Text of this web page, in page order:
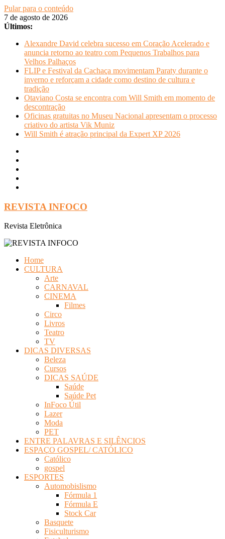
Pular para o conteúdo
7 de agosto de 2026
Últimos:
Alexandre David celebra sucesso em Coração Acelerado e
anuncia retorno ao teatro com Pequenos Trabalhos para
Velhos Palhaços
FLIP e Festival da Cachaça movimentam Paraty durante o
inverno e reforçam a cidade como destino de cultura e
tradição
Otaviano Costa se encontra com Will Smith em momento de
descontração
Oficinas gratuitas no Museu Nacional apresentam o processo
criativo do artista Vik Muniz
Will Smith é atração principal da Expert XP 2026
REVISTA INFOCO
Revista Eletrônica
Home
CULTURA
Arte
CARNAVAL
CINEMA
Filmes
Circo
Livros
Teatro
TV
DICAS DIVERSAS
Beleza
Cursos
DICAS SAÚDE
Saúde
Saúde Pet
InFoco Útil
Lazer
Moda
PET
ENTRE PALAVRAS E SILÊNCIOS
ESPAÇO GOSPEL/ CATÓLICO
Católico
gospel
ESPORTES
Automobislismo
Fórmula 1
Fórmula E
Stock Car
Basquete
Fisiculturismo